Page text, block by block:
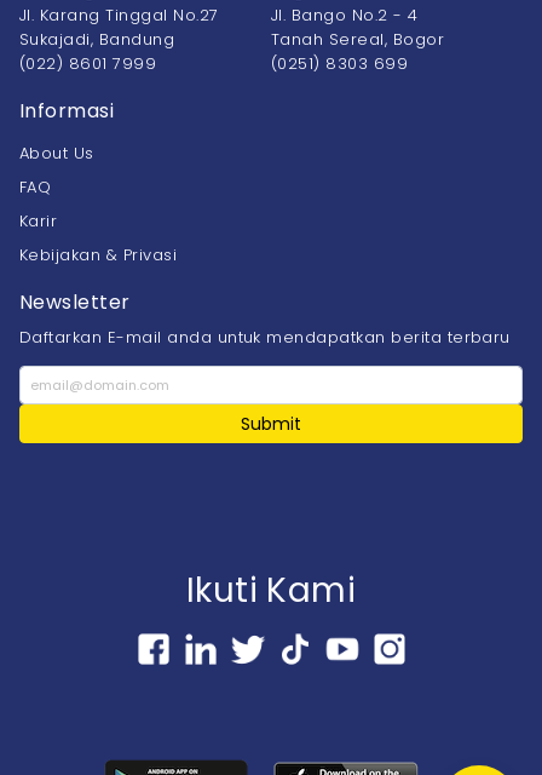
Jl. Karang Tinggal No.27
Sukajadi, Bandung
(022) 8601 7999
Jl. Bango No.2 - 4
Tanah Sereal, Bogor
(0251) 8303 699
Informasi
About Us
FAQ
Karir
Kebijakan & Privasi
Newsletter
Daftarkan E-mail anda untuk mendapatkan berita terbaru
Submit
Ikuti Kami